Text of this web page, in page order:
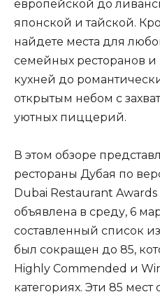
европейской до
японской и тайской.
найдете места для
семейных ресторанов и
кухней до
открытым небом с
уютных пиццерий.
В этом обзоре
рестораны Дубая по
Dubai Restaurant
объявлена в среду, 6
составленный список
был сокращен до 85,
Highly Commended и
категориях. Эти 85 мест